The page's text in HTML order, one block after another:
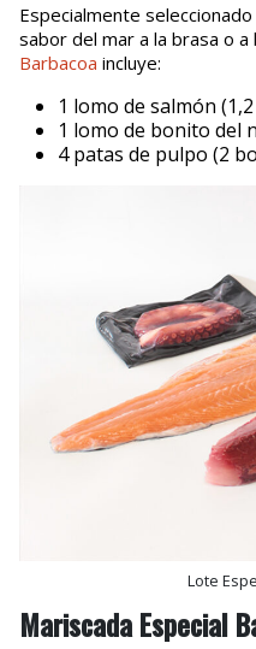
Especialmente
sabor del mar a la brasa o a
Barbacoa incluye:
1 lomo de salmón
1 lomo de bonito del
4 patas de pulpo (2
Lote
Mariscada Especial